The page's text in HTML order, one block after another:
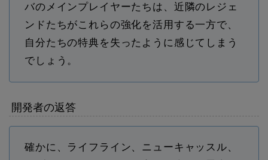
バのメインプレイヤーたちは、近隣のレジェ
ンドたちがこれらの強化を活用する一方で、
自分たちの特典を失ったように感じてしまう
でしょう。
開発者の返答
確かに、ライフライン、ニューキャッスル、